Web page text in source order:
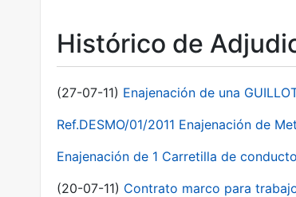
Histórico de
(27-07-11) Enajenación de una
Ref.DESMO/01/2011 Enajenación de
Enajenación de 1 Carretilla de
(20-07-11) Contrato marco para